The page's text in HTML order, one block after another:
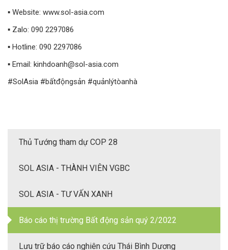
▪️ Website: www.sol-asia.com
▪️ Zalo: 090 2297086
▪️ Hotline: 090 2297086
▪️ Email: kinhdoanh@sol-asia.com
#SolAsia #bấtđộngsản #quảnlýtòanhà
Thủ Tướng tham dự COP 28
SOL ASIA - THÀNH VIÊN VGBC
SOL ASIA - TƯ VẤN XANH
Báo cáo thị trường Bất động sản quý 2/2022
Lưu trữ báo cáo nghiên cứu Thái Bình Dương